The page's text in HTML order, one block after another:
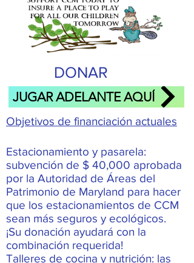
DONAR
JUGAR ADELANTE AQUÍ
Objetivos de financiación actuales
Estacionamiento y pasarela:
subvención de $ 40,000 aprobada
por la Autoridad de Áreas del
Patrimonio de Maryland para hacer
que los estacionamientos de CCM
sean más seguros y ecológicos.
¡Su donación ayudará con la
combinación requerida!
Talleres de cocina y nutrición: las